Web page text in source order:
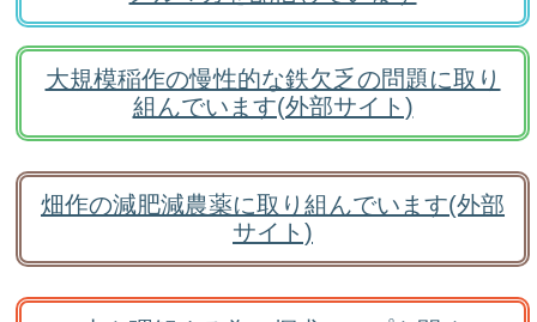
大規模稲作の慢性的な鉄欠乏の問題に取り
組んでいます(外部サイト)
畑作の減肥減農薬に取り組んでいます(外部
サイト)